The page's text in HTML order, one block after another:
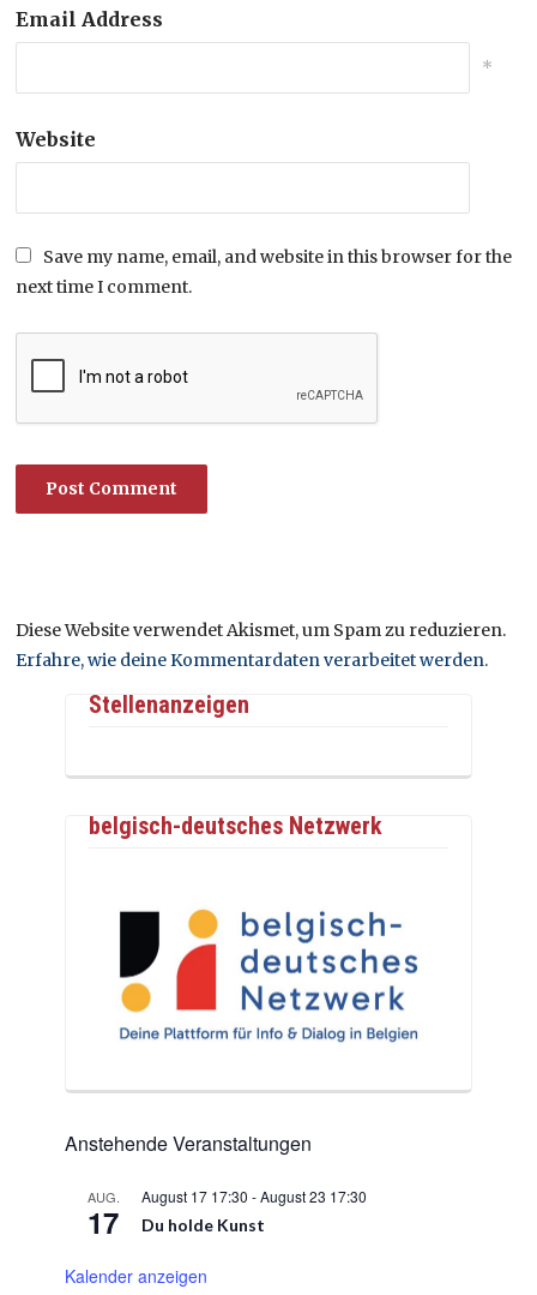
Email Address
*
Website
Save my name, email, and website in this browser for the
next time I comment.
Diese Website verwendet Akismet, um Spam zu reduzieren.
Erfahre, wie deine Kommentardaten verarbeitet werden.
Stellenanzeigen
belgisch-deutsches Netzwerk
Anstehende Veranstaltungen
AUG.
17
August 17 17:30 -August 23 17:30
Du holde Kunst
Kalender anzeigen